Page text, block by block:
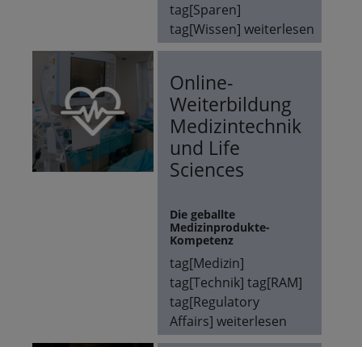
tag[Sparen]
tag[Wissen] weiterlesen
Online-
Weiterbildung
Medizintechnik
und Life
Sciences
Die geballte
Medizinprodukte-
Kompetenz
tag[Medizin]
tag[Technik] tag[RAM]
tag[Regulatory
Affairs] weiterlesen